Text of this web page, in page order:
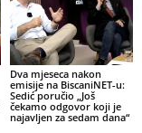
Dva mjeseca nakon
emisije na BiscaniNET-u:
Sedić poručio „Još
čekamo odgovor koji je
najavljen za sedam dana“